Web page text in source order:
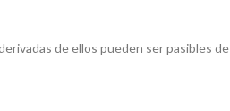
de ellos pueden ser pasibles de